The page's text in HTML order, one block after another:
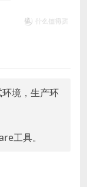
境，生产环
工具。